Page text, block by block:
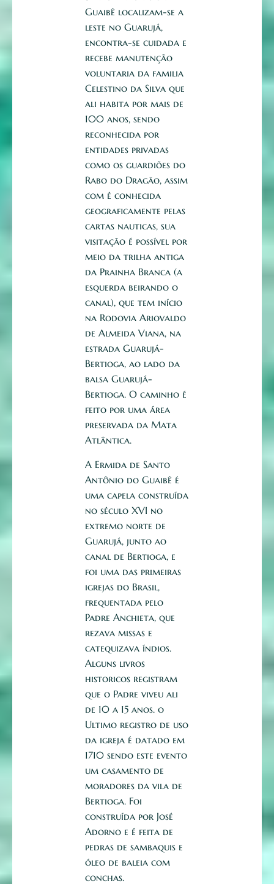
Guaibê localizam-se a
leste no Guarujá,
encontra-se cuidada e
recebe manutenção
voluntaria da familia
Celestino da Silva que
ali habita por mais de
100 anos, sendo
reconhecida por
entidades privadas
como os guardiões do
Rabo do Dragão, assim
com é conhecida
geograficamente pelas
cartas nauticas, sua
visitação é possível por
meio da trilha antiga
da Prainha Branca (a
esquerda beirando o
canal), que tem início
na Rodovia Ariovaldo
de Almeida Viana, na
estrada Guarujá-
Bertioga, ao lado da
balsa Guarujá-
Bertioga. O caminho é
feito por uma área
preservada da Mata
Atlântica.
A Ermida de Santo
Antônio do Guaibê é
uma capela construída
no século XVI no
extremo norte de
Guarujá, junto ao
canal de Bertioga, e
foi uma das primeiras
igrejas do Brasil,
frequentada pelo
Padre Anchieta, que
rezava missas e
catequizava índios.
Alguns livros
historicos registram
que o Padre viveu ali
de 10 a 15 anos. o
Ultimo registro de uso
da igreja é datado em
1710 sendo este evento
um casamento de
moradores da vila de
Bertioga. Foi
construída por José
Adorno e é feita de
pedras de sambaquis e
óleo de baleia com
conchas.